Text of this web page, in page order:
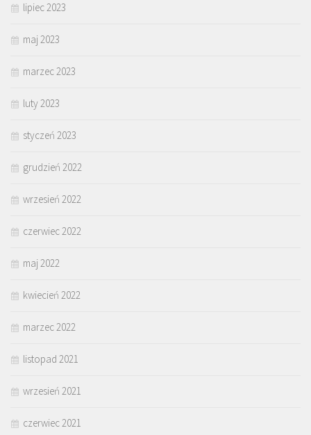
lipiec 2023
maj 2023
marzec 2023
luty 2023
styczeń 2023
grudzień 2022
wrzesień 2022
czerwiec 2022
maj 2022
kwiecień 2022
marzec 2022
listopad 2021
wrzesień 2021
czerwiec 2021